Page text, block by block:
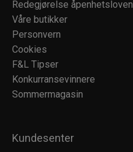
Redegjørelse åpenhetsloven
Våre butikker
Personvern
Cookies
F&L Tipser
Konkurransevinnere
Sommermagasin
Kundesenter